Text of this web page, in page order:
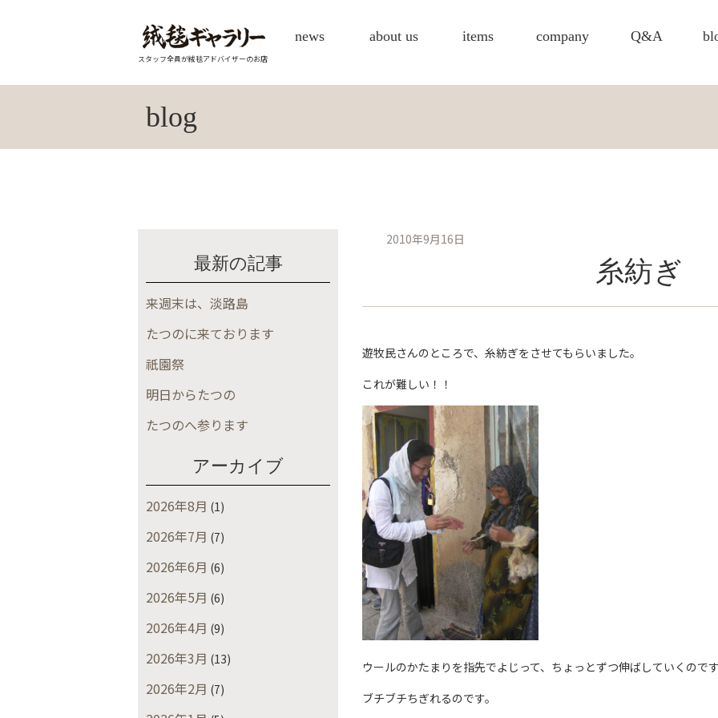
スタッフ全員が絨毯アドバイザーのお店
news about us items company Q&A
blog
最新の記事
来週末は、淡路島
たつのに来ております
祇園祭
明日からたつの
たつのへ参ります
アーカイブ
2026年8月 (1)
2026年7月 (7)
2026年6月 (6)
2026年5月 (6)
2026年4月 (9)
2026年3月 (13)
2026年2月 (7)
2010年9月16日
糸紡ぎ
遊牧民さんのところで、糸紡ぎをさせてもらいました。
これが難しい！！
ウールのかたまりを指先でよじって、ちょっとずつ伸ばしていくので
ブチブチちぎれるのです。